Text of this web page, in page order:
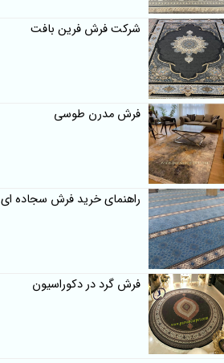
شرکت فرش فرین بافت
فرش مدرن طوسی
راهنمای خرید فرش سجاده ای
فرش گرد در دکوراسیون